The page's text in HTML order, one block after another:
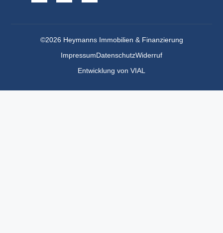
©2026 Heymanns Immobilien & Finanzierung
ImpressumDatenschutzWiderruf
Entwicklung von VIAL